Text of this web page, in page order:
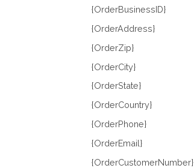
{OrderBusinessID}
{OrderAddress}
{OrderZip}
{OrderCity}
{OrderState}
{OrderCountry}
{OrderPhone}
{OrderEmail}
{OrderCustomerNumber}